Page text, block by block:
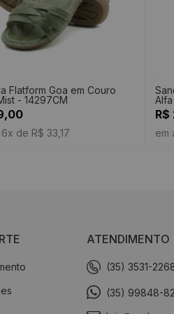
Flatform Goa em Couro
- 14297CM
de R$ 33,17
R$
em
ATENDIMENTO
(35) 3531-
(35) 99848-